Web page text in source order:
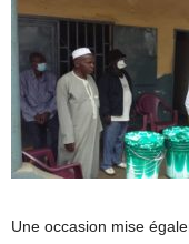
Une occasion mise